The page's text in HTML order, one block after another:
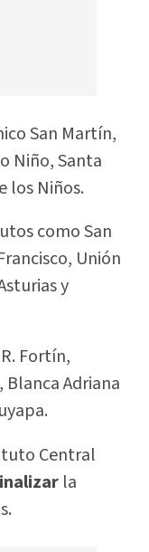
San Martín,
Niño, Santa
los Niños.
como San
Unión
y
Fortín,
Adriana
Central
la